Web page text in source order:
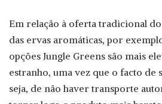
Em relação à oferta tradicional do
das ervas aromáticas, por
opções Jungle Greens são mais
estranho, uma vez que o facto de
seja, de não haver transporte